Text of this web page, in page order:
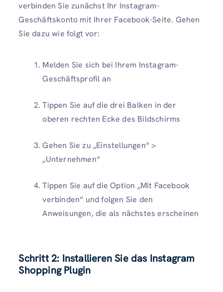
verbinden Sie zunächst Ihr Instagram-
Geschäftskonto mit Ihrer Facebook-Seite. Gehen
Sie dazu wie folgt vor:
Melden Sie sich bei Ihrem Instagram-
Geschäftsprofil an
Tippen Sie auf die drei Balken in der
oberen rechten Ecke des Bildschirms
Gehen Sie zu „Einstellungen“ >
„Unternehmen“
Tippen Sie auf die Option „Mit Facebook
verbinden“ und folgen Sie den
Anweisungen, die als nächstes erscheinen
Schritt 2: Installieren Sie das Instagram
Shopping Plugin